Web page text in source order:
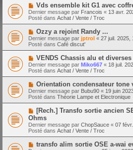
N
o
u
v
a
u
m
e
s
s
a
g
e
Vds ensemble kit G1 avec
Dernier message par Francois « 13 avr.
Posté dans Achat / Vente / Troc
N
o
u
v
e
u
m
e
s
s
a
g
e
Ozzy a rejoint Randy ...
Dernier message par jptrol « 27 juil. 2025,
Posté dans Café discut'
N
o
u
v
a
u
m
e
s
a
g
e
VENDS Chassis alu et
Dernier message par Miko667 « 18 juil.
Posté dans Achat / Vente / Troc
N
o
u
v
e
u
m
e
s
s
a
Orientation condensateur tone
Dernier message par Bubu90 « 19 juin
Posté dans Théorie Lampe et Electronique
N
o
u
v
e
a
u
[Rech.] Transfo sortie ancien
Ohms
Dernier message par ChopSauce « 07
Posté dans Achat / Vente / Troc
N
o
transfo alim sortie OSE a-wai